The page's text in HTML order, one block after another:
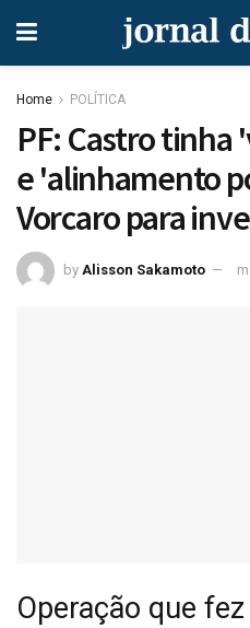
Home POLÍTICA
PF: Castro
e 'alinhamento
Vorcaro para
by Alisson Sakamoto
Operação que